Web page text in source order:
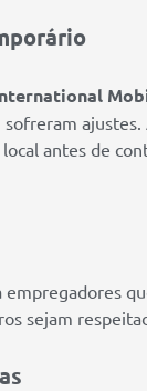
ajustes.
antes de
sejam